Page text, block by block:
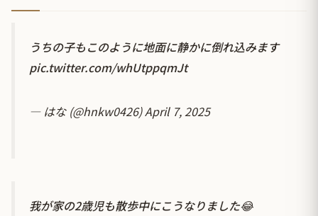
うちの子もこのように地面に静かに倒れ込みます
pic.twitter.com/whUtppqmJt
— はな (@hnkw0426)April 7, 2025
我が家の2歳児も散歩中にこうなりました😂